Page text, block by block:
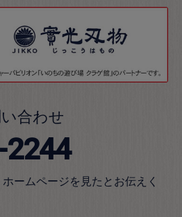
合わせ
ームページを見たとお伝えく